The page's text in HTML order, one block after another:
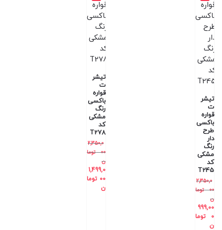
تیشر
ت
قواره
باکسی
طرح
دار
رنگ
مشکی
کد
T245
2,350,0
00
توما
ن
999,00
0
توما
ن
تیشر
ت
قواره
باکسی
رنگ
مشکی
کد
T278
2,350,0
00
توما
ن
1,499,0
00 توما
ن